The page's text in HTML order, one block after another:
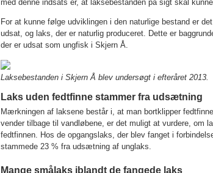
med denne indsats er, at laksebestanden på sigt skal
For at kunne følge udviklingen i den naturlige bestand er
udsat, og laks, der er naturlig produceret. Dette er
der er udsat som ungfisk i Skjern Å.
Laksebestanden i Skjern Å blev undersøgt i efteråret 2013.
Laks uden fedtfinne stammer fra udsætning
Mærkningen af laksene består i, at man bortklipper
vender tilbage til vandløbene, er det muligt at vurdere, om
fedtfinnen. Hos de opgangslaks, der blev fanget i
stammede 23 % fra udsætning af unglaks.
Mange smålaks iblandt de fangede laks